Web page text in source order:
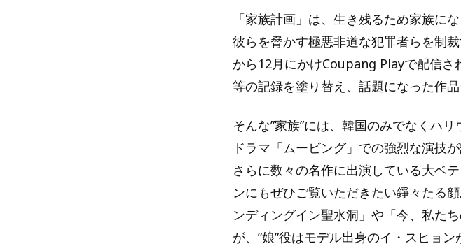
「家族計画」は、生き残るため家族に
彼らを脅かす極悪非道な犯罪者らを制
から12月にかけCoupang Playで配信
等の記録を塗り替え、話題になった作品
そんな”家族”には、韓国のみでなくハ
ドラマ「ムービング」での強烈な演技
さらに数々の名作に出演している大ベ
ンにもぜひご覧いただきたい錚々たる
ンディングイン聖水洞」や「今、私た
が、”娘”役はモデル出身のイ・スヒョ